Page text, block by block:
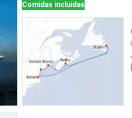
Comidas incluidas